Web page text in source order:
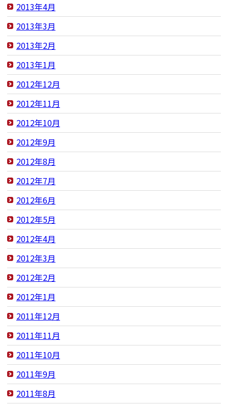
2013年4月
2013年3月
2013年2月
2013年1月
2012年12月
2012年11月
2012年10月
2012年9月
2012年8月
2012年7月
2012年6月
2012年5月
2012年4月
2012年3月
2012年2月
2012年1月
2011年12月
2011年11月
2011年10月
2011年9月
2011年8月